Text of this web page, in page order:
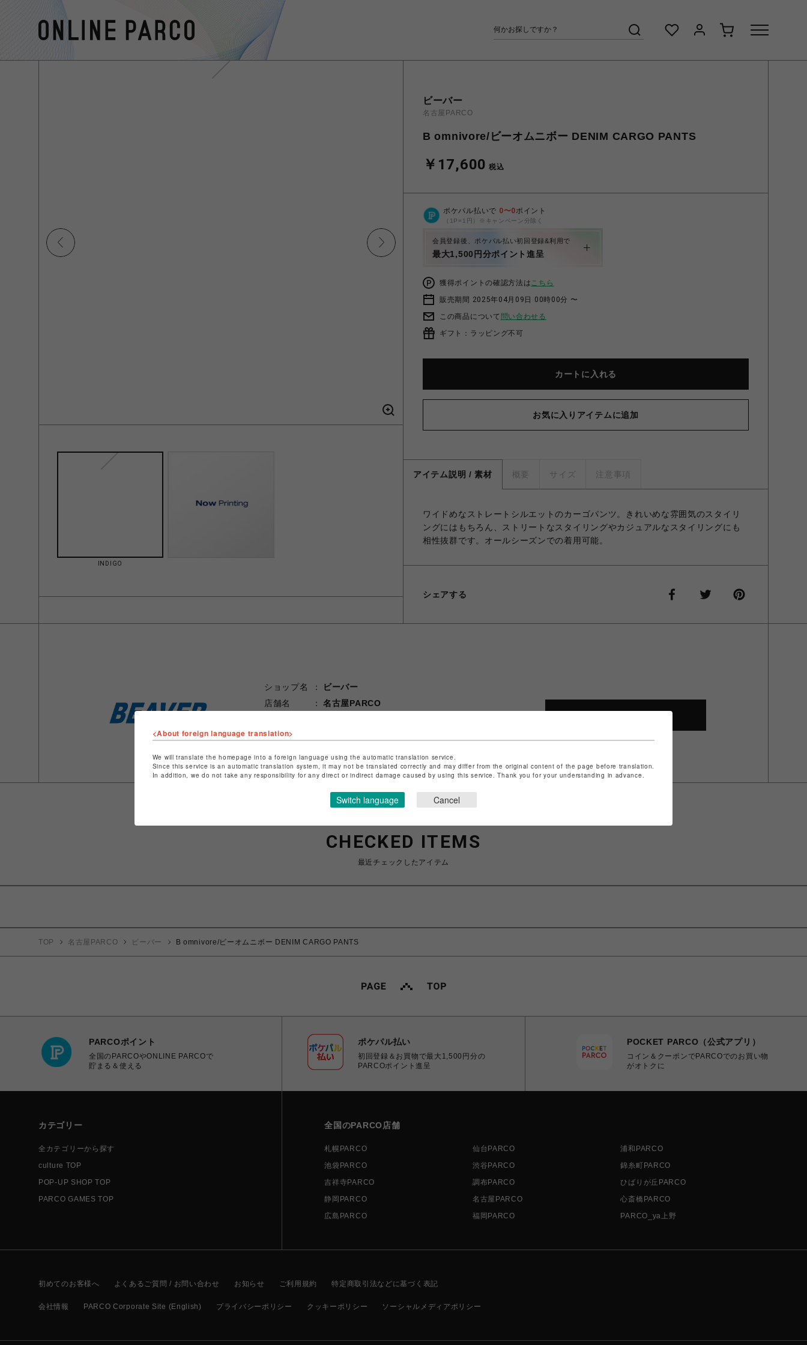
INDIGO
ビーバー
名古屋PARCO
B omnivore/ビーオムニボー DENIM CARGO PANTS
￥17,600 税込
ポケパル払いで 0〜0ポイント
（1P=1円）※キャンペーン分除く
会員登録後、ポケパル払い初回登録&利用で
最大1,500円分ポイント進呈
獲得ポイントの確認方法はこちら
販売期間 2025年04月09日 00時00分 〜
この商品について 問い合わせる
ギフト：ラッピング不可
カートに入れる
お気に入りアイテムに追加
アイテム説明 / 素材 概要 サイズ 注意事項
ワイドめなストレートシルエットのカーゴパンツ。きれいめな雰囲気のスタイリ
ングにはもちろん、ストリートなスタイリングやカジュアルなスタイリングにも
相性抜群です。オールシーズンでの着用可能。
シェアする
ショップ名
ビーバー
店舗名
名古屋PARCO
ショップお問い合わせはこちら
CHECKED ITEMS
最近チェックしたアイテム
TOP 名古屋PARCO ビーバー B omnivore/ビーオムニボー DENIM CARGO PANTS
PARCOポイント
全国のPARCOやONLINE PARCOで
貯まる＆使える
ポケパル払い
初回登録＆お買物で最大1,500円分の
PARCOポイント進呈
POCKET PARCO（公式アプリ）
コイン＆クーポンでPARCOでのお買い物
がオトクに
カテゴリー
全カテゴリーから探す
culture TOP
POP-UP SHOP TOP
PARCO GAMES TOP
全国のPARCO店舗
札幌PARCO 仙台PARCO
浦和PARCO
池袋PARCO
渋谷PARCO
錦糸町PARCO
吉祥寺PARCO
調布PARCO
ひばりが丘PARCO
静岡PARCO
名古屋PARCO
心斎橋PARCO
広島PARCO
福岡PARCO PARCO_ya上野
初めてのお客様へ よくあるご質問 / お問い合わせ お知らせ ご利用規約 特定商取引法などに基づく表記
会社情報 PARCO Corporate Site (English) プライバシーポリシー クッキーポリシー ソーシャルメディアポリシー
<About foreign language translation>
We will translate the homepage into a foreign language using the automatic translation service.
Since this service is an automatic translation system, it may not be translated correctly and may differ from the original content of the page before translation.
In addition, we do not take any responsibility for any direct or indirect damage caused by using this service. Thank you for your understanding in advance.
Switch language Cancel